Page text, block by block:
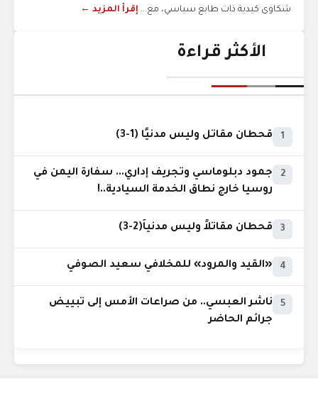
شكاوى كيدية ذات طابع سياسي، مع... إقرأ المزيد ←
الأكثر قراءة
1 قحطان مقاتل وليس مدنيًا (1-3)
2
جمود دبلوماسي وتجريف إداري... سفارة اليمن في
روسيا خارج نطاق الخدمة السيادية..!
3 قحطان مقاتلاً وليس مدنياً(2-3)
4 «القيد والمرود» للمخلافي سعيد الصوفي
5
ناشر العبسي.. من صراعات الأمس إلى تبييض
جرائم الحاضر